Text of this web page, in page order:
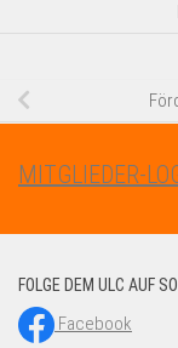
MITGLIEDER-
FOLGE DEM ULC AUF
Facebook